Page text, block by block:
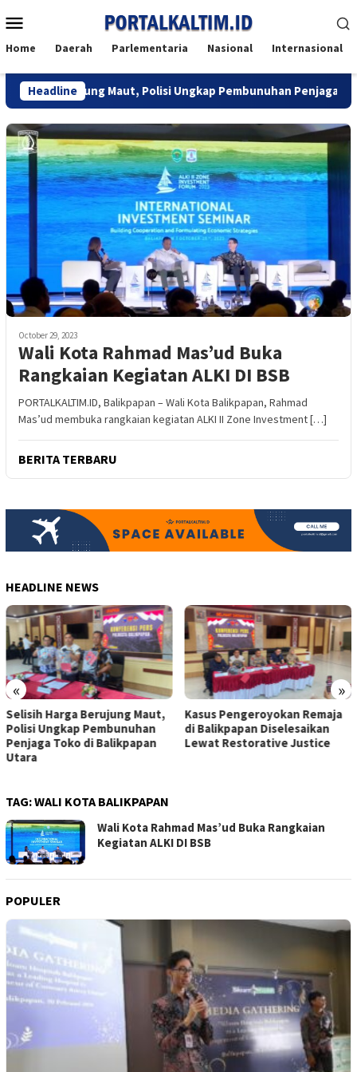
to
Menu
Home Daerah Parlementaria Nasional Internasional
Headline
Berujung Maut, Polisi Ungkap Pembunuhan Penjaga Toko di
October 29, 2023
Wali Kota Rahmad Mas’ud Buka
Rangkaian Kegiatan ALKI DI BSB
PORTALKALTIM.ID, Balikpapan – Wali Kota Balikpapan, Rahmad
Mas’ud membuka rangkaian kegiatan ALKI II Zone Investment […]
BERITA TERBARU
HEADLINE NEWS
« »
Kasus Pengeroyokan Remaja
di Balikpapan Diselesaikan
Lewat Restorative Justice
Pengemudi Perempuan di
Kaltim Terima Apresiasi dari
Maxim
TAG:WALI KOTA BALIKPAPAN
Wali Kota Rahmad Mas’ud Buka Rangkaian
Kegiatan ALKI DI BSB
POPULER